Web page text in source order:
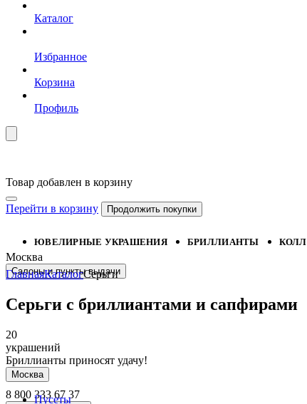
Каталог
Избранное
Корзина
Профиль
Москва
Салоны и пункты выдачи
8 800 333 67 37
Товар добавлен в корзину
Перейти в корзину Продолжить покупки
ЮВЕЛИРНЫЕ УКРАШЕНИЯ БРИЛЛИАНТЫ
ГлавнаяКаталогСерьги
Серьги с бриллиантами и сапфирами
20
украшений
Бриллианты приносят удачу!
Москва
Пусеты